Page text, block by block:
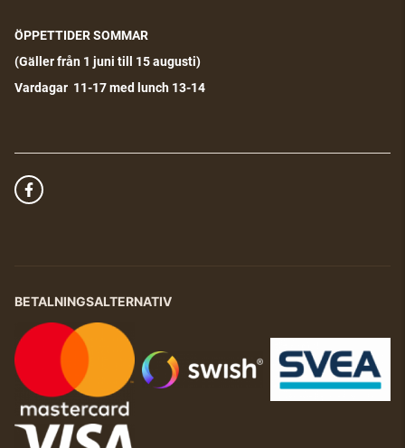
ÖPPETTIDER SOMMAR
(Gäller från 1 juni till 15 augusti)
Vardagar 11-17 med lunch 13-14
BETALNINGSALTERNATIV